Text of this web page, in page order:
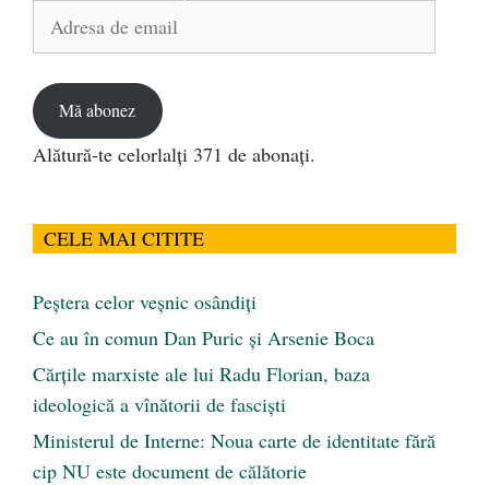
Mă abonez
Alătură-te celorlalți 371 de abonați.
CELE MAI CITITE
Peştera celor veşnic osândiţi
Ce au în comun Dan Puric şi Arsenie Boca
Cărţile marxiste ale lui Radu Florian, baza
ideologică a vînătorii de fascişti
Ministerul de Interne: Noua carte de identitate fără
cip NU este document de călătorie